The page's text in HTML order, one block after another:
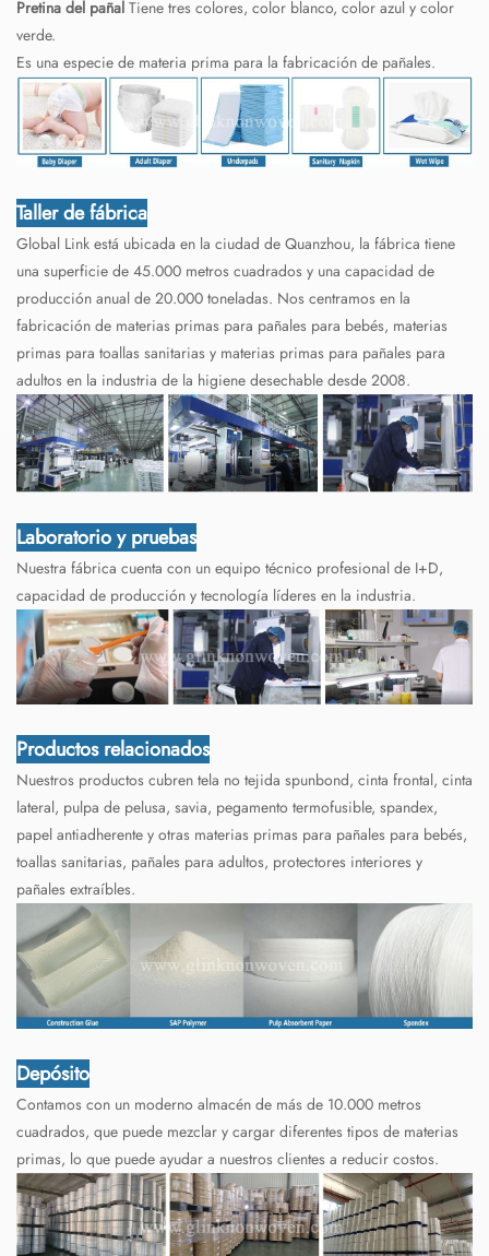
Pretina del pañal Tiene tres colores, color blanco, color azul y color
verde.
Es una especie de materia prima para la fabricación de pañales.
Taller de fábrica
Global Link está ubicada en la ciudad de Quanzhou, la fábrica tiene
una superficie de 45.000 metros cuadrados y una capacidad de
producción anual de 20.000 toneladas. Nos centramos en la
fabricación de materias primas para pañales para bebés, materias
primas para toallas sanitarias y materias primas para pañales para
adultos en la industria de la higiene desechable desde 2008.
Laboratorio y pruebas
Nuestra fábrica cuenta con un equipo técnico profesional de I+D,
capacidad de producción y tecnología líderes en la industria.
Productos relacionados
Nuestros productos cubren tela no tejida spunbond, cinta frontal, cinta
lateral, pulpa de pelusa, savia, pegamento termofusible, spandex,
papel antiadherente y otras materias primas para pañales para bebés,
toallas sanitarias, pañales para adultos, protectores interiores y
pañales extraíbles.
Depósito
Contamos con un moderno almacén de más de 10.000 metros
cuadrados, que puede mezclar y cargar diferentes tipos de materias
primas, lo que puede ayudar a nuestros clientes a reducir costos.